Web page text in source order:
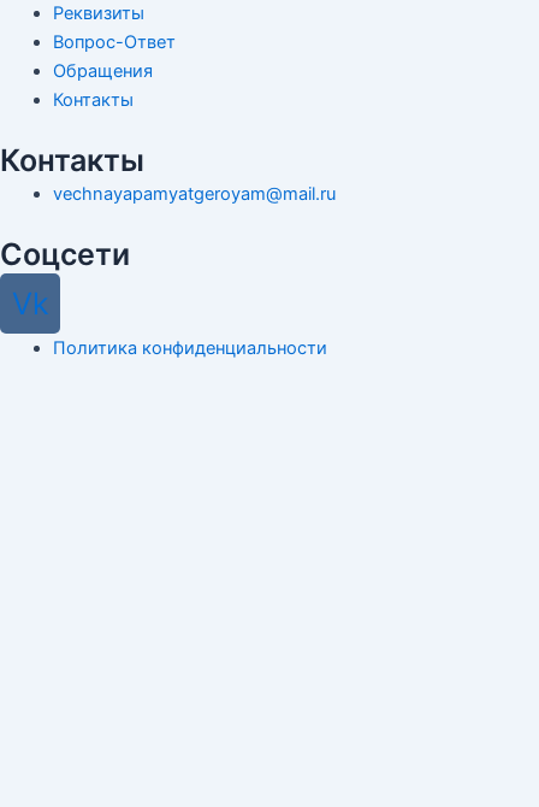
Реквизиты
Вопрос-Ответ
Обращения
Контакты
Контакты
vechnayapamyatgeroyam@mail.ru
Соцсети
Vk
Политика конфиденциальности